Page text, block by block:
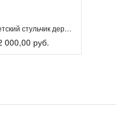
Детский стульчик деревянный складной
000,00 руб.